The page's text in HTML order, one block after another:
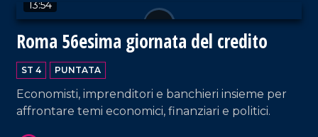
13:54
Roma 56esima giornata del credito
ST 4 PUNTATA
Economisti, imprenditori e banchieri insieme per
affrontare temi economici, finanziari e politici.
VAI AL TITOLO